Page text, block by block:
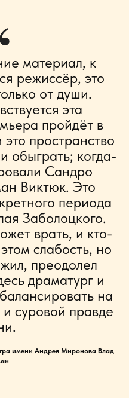
материал, к
режиссёр, это
от души.
эта
пройдёт в
пространство
обыграть; когда-
Сандро
Виктюк. Это
периода
Заболоцкого.
врать, и кто-
слабость, но
преодолел
драматург и
на
суровой правде
имени Андрея Миронова Влад